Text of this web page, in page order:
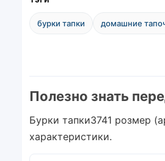
бурки тапки домашние
Полезно знать
Бурки тапки3741 розмер
характеристики.